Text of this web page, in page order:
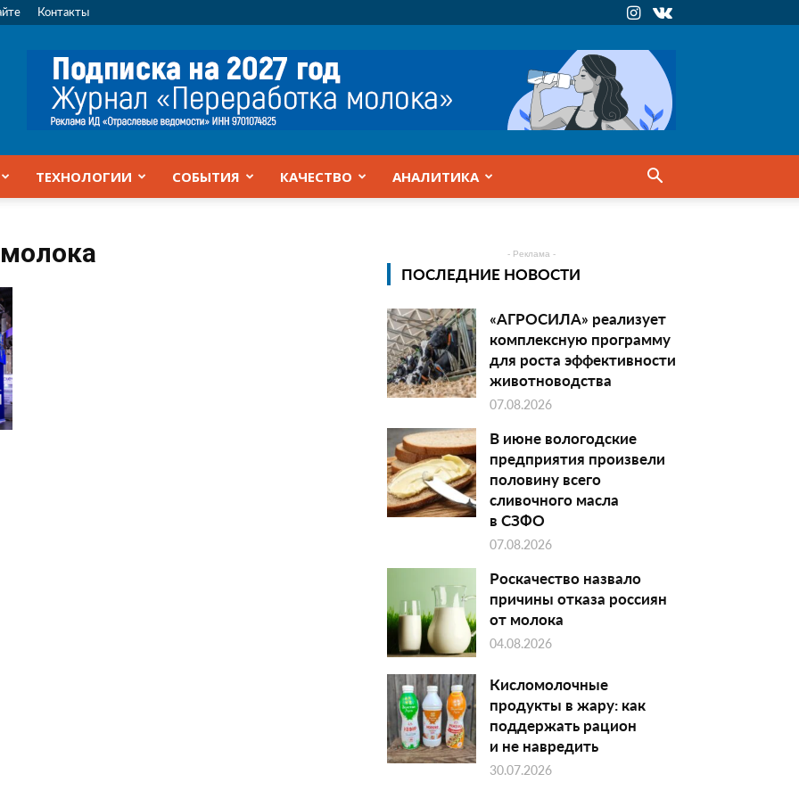
Контакты
ТЕХНОЛОГИИ СОБЫТИЯ КАЧЕСТВО АНАЛИТИКА
- Реклама -
ПОСЛЕДНИЕ НОВОСТИ
«АГРОСИЛА» реализует
комплексную программу
для роста эффективности
животноводства
07.08.2026
В июне вологодские
предприятия произвели
половину всего
сливочного масла
в СЗФО
07.08.2026
Роскачество назвало
причины отказа россиян
от молока
04.08.2026
Кисломолочные
продукты в жару: как
поддержать рацион
и не навредить
30.07.2026